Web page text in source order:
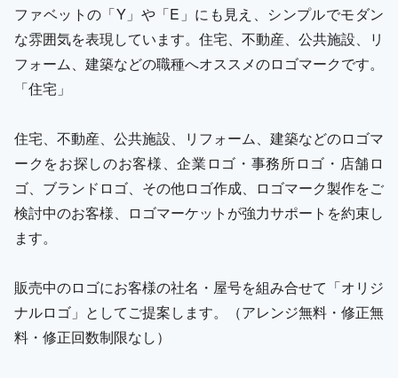
ファベットの「Y」や「E」にも見え、シンプルでモダン
な雰囲気を表現しています。住宅、不動産、公共施設、リ
フォーム、建築などの職種へオススメのロゴマークです。
「住宅」
住宅、不動産、公共施設、リフォーム、建築などのロゴマ
ークをお探しのお客様、企業ロゴ・事務所ロゴ・店舗ロ
ゴ、ブランドロゴ、その他ロゴ作成、ロゴマーク製作をご
検討中のお客様、ロゴマーケットが強力サポートを約束し
ます。
販売中のロゴにお客様の社名・屋号を組み合せて「オリジ
ナルロゴ」としてご提案します。（アレンジ無料・修正無
料・修正回数制限なし）